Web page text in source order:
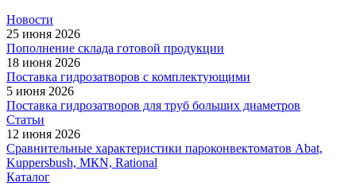
Новости
25 июня 2026
Пополнение склада готовой продукции
18 июня 2026
Поставка гидрозатворов с комплектующими
5 июня 2026
Поставка гидрозатворов для труб больших диаметров
Статьи
12 июня 2026
Сравнительные характеристики пароконвектоматов Abat,
Kuppersbush, МКN, Rational
Каталог